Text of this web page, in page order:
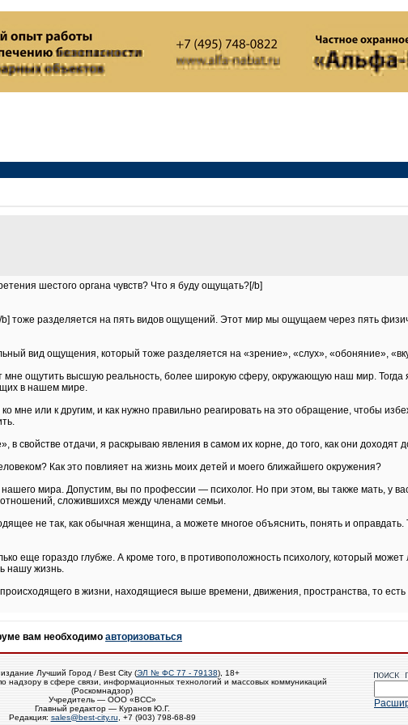
шестого органа чувств? Что я буду ощущать?[/b]
тоже разделяется на пять видов ощущений. Этот мир мы ощущаем через пять
вид ощущения, который тоже разделяется на «зрение», «слух», «обоняние»,
мне ощутить высшую реальность, более широкую сферу, окружающую наш мир. Тогда
в нашем мире.
или к другим, и как нужно правильно реагировать на это обращение, чтобы
в свойстве отдачи, я раскрываю явления в самом их корне, до того, как они
Как это повлияет на жизнь моих детей и моего ближайшего окружения?
мира. Допустим, вы по профессии — психолог. Но при этом, вы также мать, у
сложившихся между членами семьи.
не так, как обычная женщина, а можете многое объяснить, понять и
еще гораздо глубже. А кроме того, в противоположность психологу, который
нашу жизнь.
в жизни, находящиеся выше времени, движения, пространства, то
вам необходимо авторизоваться
Лучший Город / Best City (ЭЛ № ФС 77 - 79138), 18+
надзору в сфере связи, информационных технологий и массовых коммуникаций
(Роскомнадзор)
Учредитель — ООО «ВСС»
Главный редактор — Куранов Ю.Г.
Редакция: sales@best-city.ru , +7 (903) 798-68-89